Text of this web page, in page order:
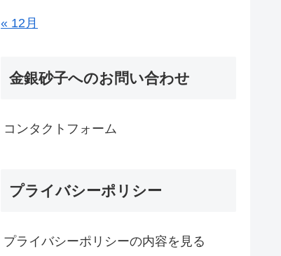
« 12月
金銀砂子へのお問い合わせ
コンタクトフォーム
プライバシーポリシー
プライバシーポリシーの内容を見る